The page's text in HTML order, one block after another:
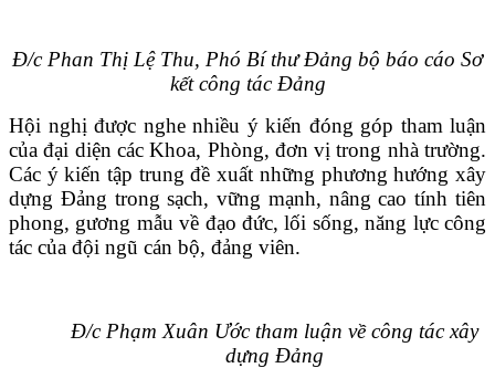
Đ/c Phan Thị Lệ Thu, Phó Bí thư Đảng bộ báo cáo Sơ
kết công tác Đảng
Hội nghị được nghe nhiều ý kiến đóng góp tham luận
của đại diện các Khoa, Phòng, đơn vị trong nhà trường.
Các ý kiến tập trung đề xuất những phương hướng xây
dựng Đảng trong sạch, vững mạnh, nâng cao tính tiên
phong, gương mẫu về đạo đức, lối sống, năng lực công
tác của đội ngũ cán bộ, đảng viên.
Đ/c Phạm Xuân Ước tham luận về công tác xây
dựng Đảng